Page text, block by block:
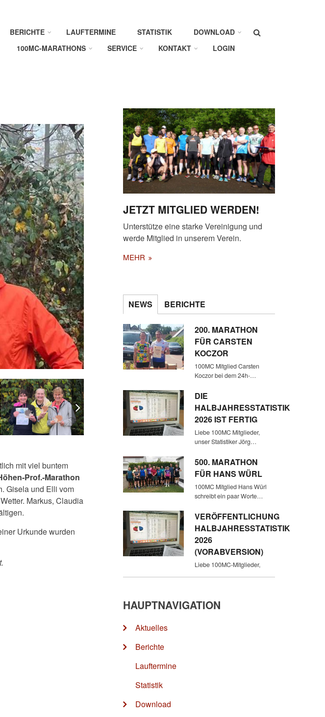
Suche
BERICHTE LAUFTERMINE STATISTIK
DOWNLOAD
100MC-MARATHONS
SERVICE KONTAKT LOGIN
VON LINKS: PEER, CLAUDIA,
GISELA UND MARKUS
mit viel buntem
Prof.-Marathon
Gisela und Elli vom
Markus, Claudia
Urkunde wurden
JETZT MITGLIED WERDEN!
Unterstütze eine starke Vereinigung und
werde Mitglied in unserem Verein.
MEHR
NEWS BERICHTE
200. MARATHON
FÜR CARSTEN
KOCZOR
100MC Mitglied Carsten
Koczor bei dem 24h-…
DIE
HALBJAHRESSTATISTIK
2026 IST FERTIG
Liebe 100MC Mitglieder,
unser Statistiker Jörg…
500. MARATHON
FÜR HANS WÜRL
100MC Mitglied Hans Würl
schreibt ein paar Worte…
VERÖFFENTLICHUNG
HALBJAHRESSTATISTIK
2026
(VORABVERSION)
Liebe 100MC-Mitglieder,
HAUPTNAVIGATION
Aktuelles
Berichte
Lauftermine
Statistik
Download